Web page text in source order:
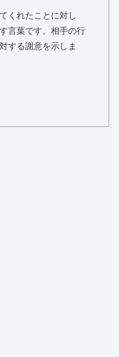
くれたことに対し
言葉です。相手の行
する謝意を示しま